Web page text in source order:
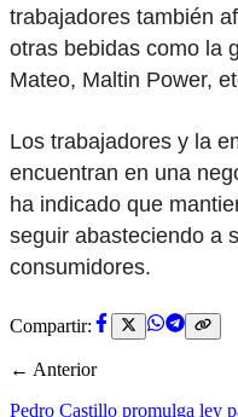
trabajadores también
otras bebidas como la
Mateo, Maltin Power,
Los trabajadores y la
encuentran en una
ha indicado que
seguir abasteciendo a
consumidores.
Compartir:
← Anterior
Pedro Castillo promulga ley